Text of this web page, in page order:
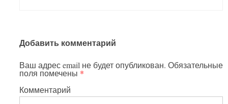
Добавить комментарий
Ваш адрес email не будет опубликован. Обязательные
поля помечены *
Комментарий